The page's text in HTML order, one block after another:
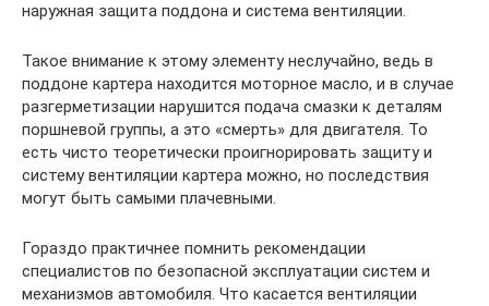
наружная защита поддона и система вентиляции.
Такое внимание к этому элементу неслучайно, ведь в
поддоне картера находится моторное масло, и в случае
разгерметизации нарушится подача смазки к деталям
поршневой группы, а это «смерть» для двигателя. То
есть чисто теоретически проигнорировать защиту и
систему вентиляции картера можно, но последствия
могут быть самыми плачевными.
Гораздо практичнее помнить рекомендации
специалистов по безопасной эксплуатации систем и
механизмов автомобиля. Что касается вентиляции